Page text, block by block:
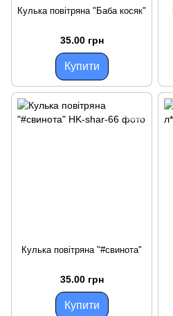
Кулька повітряна "Баба косяк"
35.00 грн
Купити
Кулька повітряна "#свинота"
35.00 грн
Купити